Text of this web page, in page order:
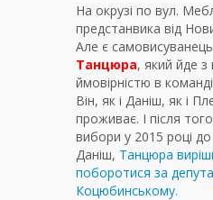
На окрузі по вул.
предстанвика від
Але є самовисуванець
Танцюра, який йде
ймовірністю в
Він, як і Даніш, як і
проживає. І після
вибори у 2015 році
Даніш, Танцюра
поборотися за
Коцюбинському.